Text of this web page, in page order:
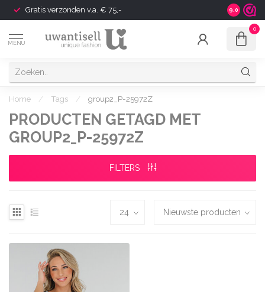
Gratis verzonden v.a. € 75,- Shipping
9.0
MENU
0
Home / Tags / group2_P-25972Z
PRODUCTEN GETAGD MET
GROUP2_P-25972Z
FILTERS